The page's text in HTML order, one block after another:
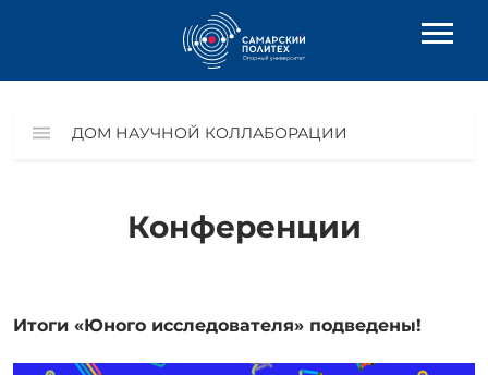
ДОМ НАУЧНОЙ КОЛЛАБОРАЦИИ
Конференции
Итоги «Юного исследователя» подведены!